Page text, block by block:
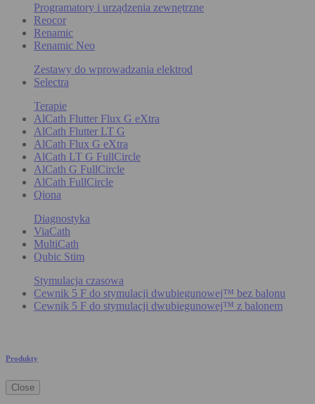
Programatory i urządzenia zewnętrzne
Reocor
Renamic
Renamic Neo
Zestawy do wprowadzania elektrod
Selectra
Terapie
AlCath Flutter Flux G eXtra
AlCath Flutter LT G
AlCath Flux G eXtra
AlCath LT G FullCircle
AlCath G FullCircle
AlCath FullCircle
Qiona
Diagnostyka
ViaCath
MultiCath
Qubic Stim
Stymulacja czasowa
Cewnik 5 F do stymulacji dwubiegunowej™ bez balonu
Cewnik 5 F do stymulacji dwubiegunowej™ z balonem
Produkty
Close